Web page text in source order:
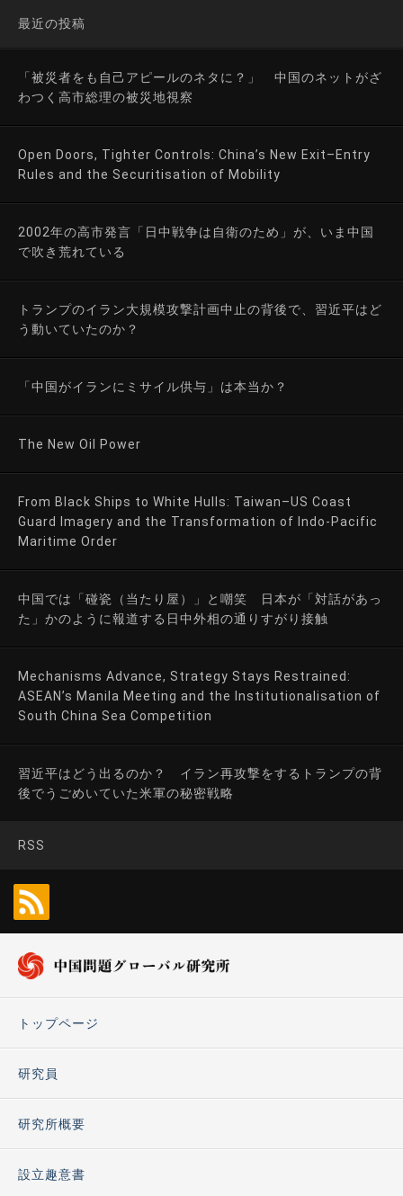
最近の投稿
「被災者をも自己アピールのネタに？」 中国のネットがざ
わつく高市総理の被災地視察
Open Doors, Tighter Controls: China’s New Exit–Entry
Rules and the Securitisation of Mobility
2002年の高市発言「日中戦争は自衛のため」が、いま中国
で吹き荒れている
トランプのイラン大規模攻撃計画中止の背後で、習近平はど
う動いていたのか？
「中国がイランにミサイル供与」は本当か？
The New Oil Power
From Black Ships to White Hulls: Taiwan–US Coast
Guard Imagery and the Transformation of Indo-Pacific
Maritime Order
中国では「碰瓷（当たり屋）」と嘲笑 日本が「対話があっ
た」かのように報道する日中外相の通りすがり接触
Mechanisms Advance, Strategy Stays Restrained:
ASEAN’s Manila Meeting and the Institutionalisation of
South China Sea Competition
習近平はどう出るのか？ イラン再攻撃をするトランプの背
後でうごめいていた米軍の秘密戦略
RSS
トップページ
研究員
研究所概要
設立趣意書